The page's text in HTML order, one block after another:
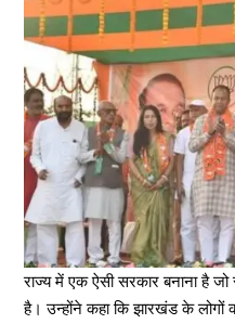
राज्य में एक ऐसी सरकार बनाना है जो
है। उन्होंने कहा कि झारखंड के